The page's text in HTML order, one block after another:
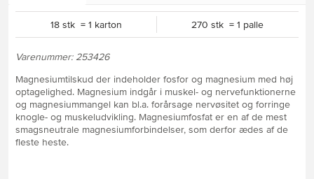
18 stk = 1 karton 270 stk = 1 palle
Varenummer: 253426
Magnesiumtilskud der indeholder fosfor og magnesium med høj
optagelighed. Magnesium indgår i muskel- og nervefunktionerne
og magnesiummangel kan bl.a. forårsage nervøsitet og forringe
knogle- og muskeludvikling. Magnesiumfosfat er en af de mest
smagsneutrale magnesiumforbindelser, som derfor ædes af de
fleste heste.